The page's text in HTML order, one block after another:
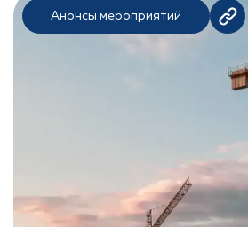
Анонсы мероприятий